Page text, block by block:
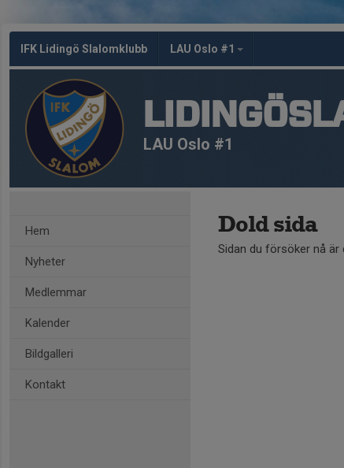
IFK Lidingö Slalomklubb LAU Oslo #1
LAU Oslo #1
Hem
Nyheter
Medlemmar
Kalender
Bildgalleri
Kontakt
Dold sida
Sidan du försöker nå